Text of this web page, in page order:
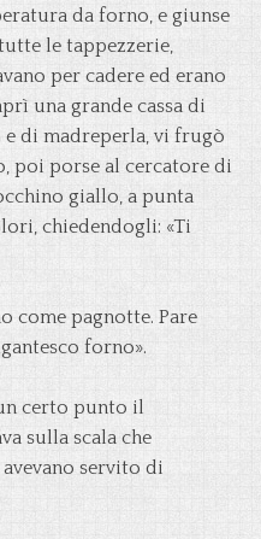
da forno, e giunse
le tappezzerie,
per cadere ed erano
una grande cassa di
e di madreperla, vi frugò
poi porse al cercatore di
giallo, a punta
chiedendogli: «Ti
come pagnotte. Pare
forno».
certo punto il
sulla scala che
servito di